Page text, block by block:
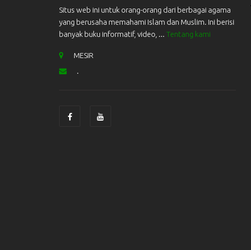
Situs web ini untuk orang-orang dari berbagai agama
yang berusaha memahami Islam dan Muslim. Ini berisi
banyak buku informatif, video, ... Tentang kami
MESIR
.